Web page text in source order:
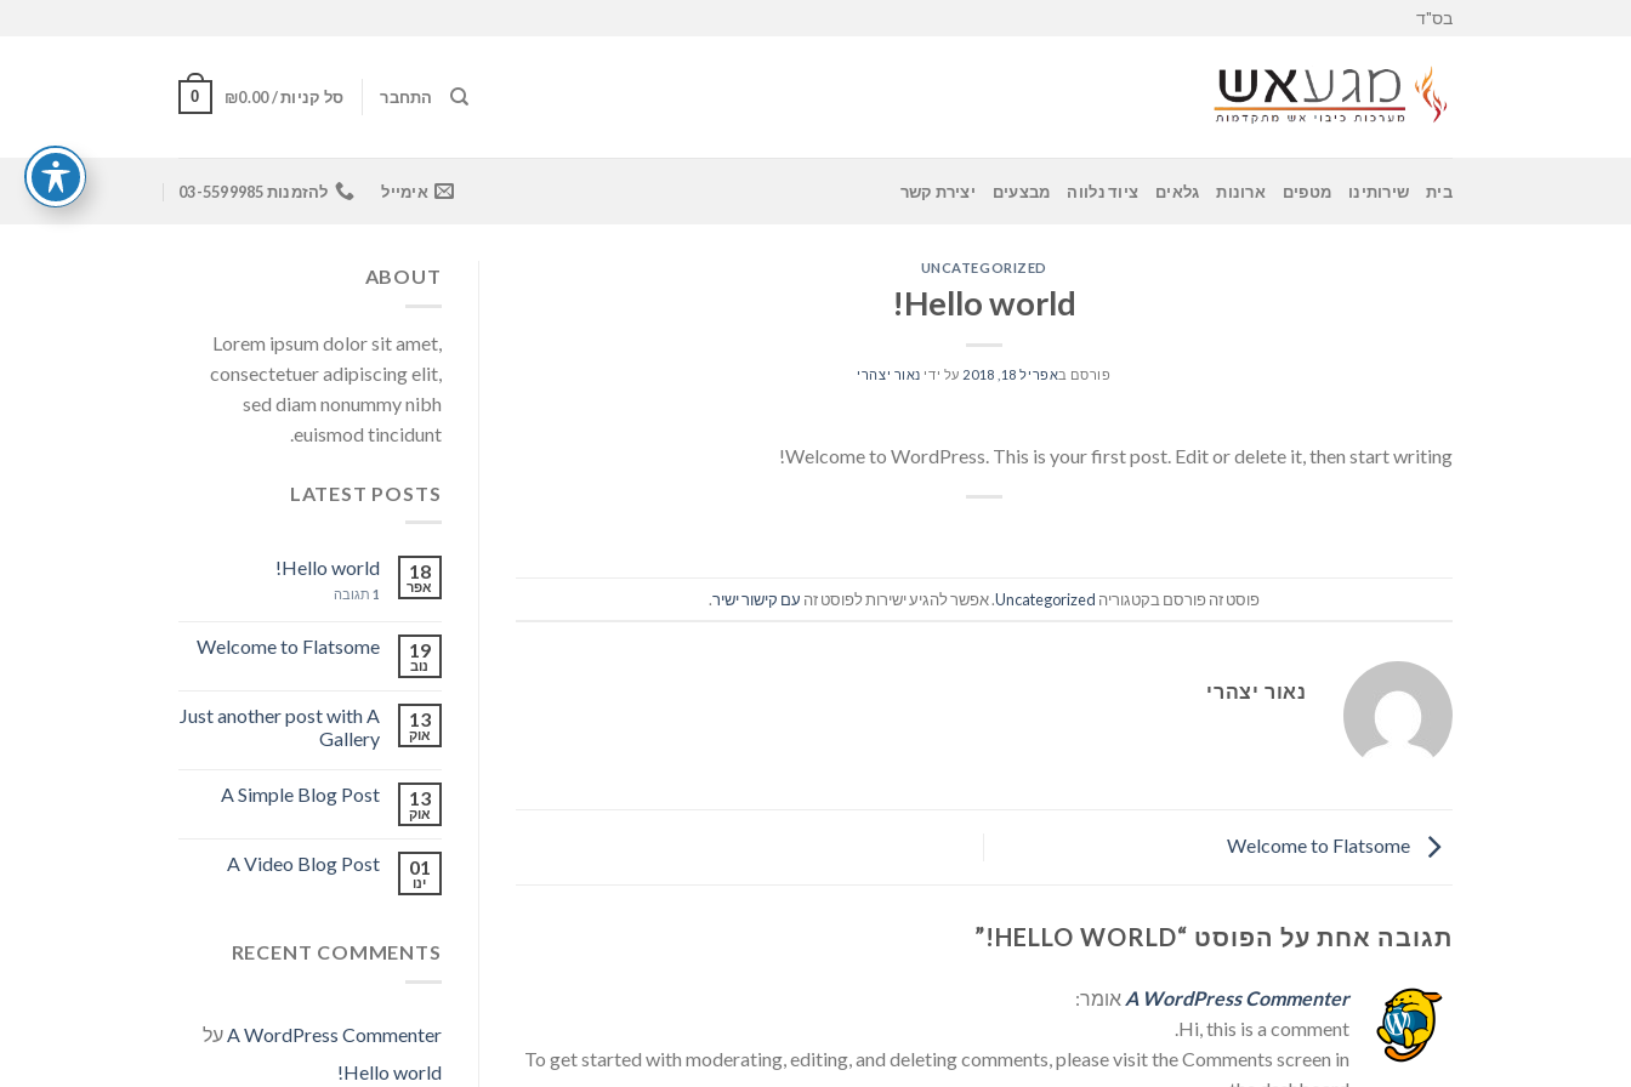
בס"ד
התחבר סל קניות / ₪0.00
0
בית שירותינו מטפים ארונות גלאים ציוד נלווה מבצעים יצירת קשר אימייל להזמנות 03-5599985
UNCATEGORIZED
Hello world!
פורסם באפריל 18, 2018 על ידי נאור יצהרי
Welcome to WordPress. This is your first post. Edit or delete it, then start writing!
פוסט זה פורסם בקטגוריה Uncategorized. אפשר להגיע ישירות לפוסט זה עם קישור ישיר.
נאור יצהרי
תגובה אחת על הפוסט “HELLO WORLD!
”
A WordPress Commenter אומר:
Hi, this is a comment.
To get started with moderating, editing, and deleting comments, please visit the Comments screen in
ABOUT
Lorem ipsum dolor sit amet,
consectetuer adipiscing elit,
sed diam nonummy nibh
euismod tincidunt.
LATEST POSTS
18
אפר
Hello world!
1 תגובה
19
נוב
Welcome to Flatsome
13
אוק
Just another post with A
Gallery
13
אוק
A Simple Blog Post
01
ינו
A Video Blog Post
RECENT COMMENTS
A WordPress Commenter על
Hello world!